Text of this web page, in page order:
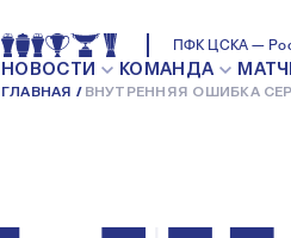
ПФК ЦСКА —
НОВОСТИ КОМАНДА
ГЛАВНАЯ ВНУТРЕННЯЯ ОШИБКА